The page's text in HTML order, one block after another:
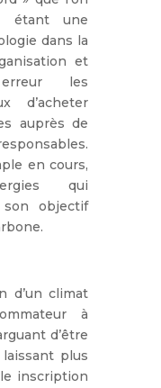
étant une
dans la
et
les
d’acheter
auprès de
en cours,
qui
son objectif
d’un climat
à
d’être
plus
inscription